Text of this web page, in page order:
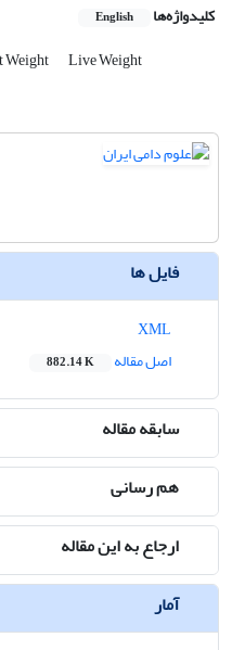
کلیدواژه‌ها English
Weight Live Weight
فایل ها
اصل مقاله
882.14 K
سابقه مقاله
هم رسانی
ارجاع به این مقاله
آمار